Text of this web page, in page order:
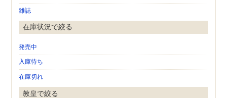
雑誌
在庫状況で絞る
発売中
入庫待ち
在庫切れ
教皇で絞る